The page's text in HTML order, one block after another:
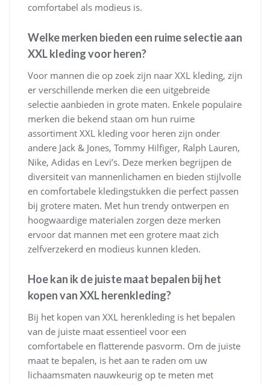
comfortabel als modieus is.
Welke merken bieden een ruime selectie aan
XXL kleding voor heren?
Voor mannen die op zoek zijn naar XXL kleding, zijn
er verschillende merken die een uitgebreide
selectie aanbieden in grote maten. Enkele populaire
merken die bekend staan om hun ruime
assortiment XXL kleding voor heren zijn onder
andere Jack & Jones, Tommy Hilfiger, Ralph Lauren,
Nike, Adidas en Levi’s. Deze merken begrijpen de
diversiteit van mannenlichamen en bieden stijlvolle
en comfortabele kledingstukken die perfect passen
bij grotere maten. Met hun trendy ontwerpen en
hoogwaardige materialen zorgen deze merken
ervoor dat mannen met een grotere maat zich
zelfverzekerd en modieus kunnen kleden.
Hoe kan ik de juiste maat bepalen bij het
kopen van XXL herenkleding?
Bij het kopen van XXL herenkleding is het bepalen
van de juiste maat essentieel voor een
comfortabele en flatterende pasvorm. Om de juiste
maat te bepalen, is het aan te raden om uw
lichaamsmaten nauwkeurig op te meten met